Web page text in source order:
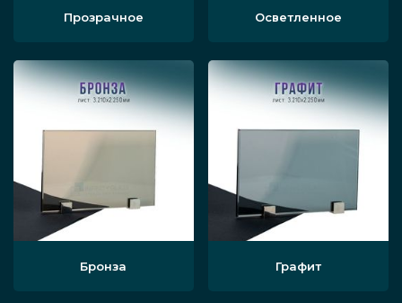
стеклянные модели, автоматические
конструкции дверей. Выпускаются
межкомнатные изделия с
алюминиевой рамой и элементами из
стекла в виде книги или гармошки,
телескопические и многие другие. Всё
зависит исключительно от вашего
Прозрачное Осветленное
Бронза Графит